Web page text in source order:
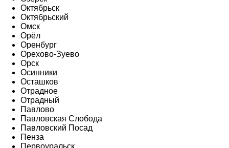
Октябрьск
Октябрьский
Омск
Орёл
Оренбург
Орехово-Зуево
Орск
Осинники
Осташков
Отрадное
Отрадный
Павлово
Павловская Слобода
Павловский Посад
Пенза
Первоуральск